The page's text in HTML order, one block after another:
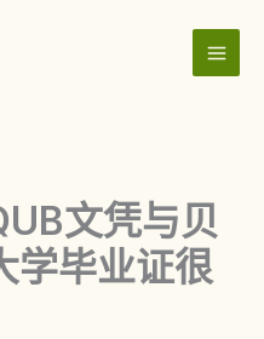
文凭与贝
学毕业证很